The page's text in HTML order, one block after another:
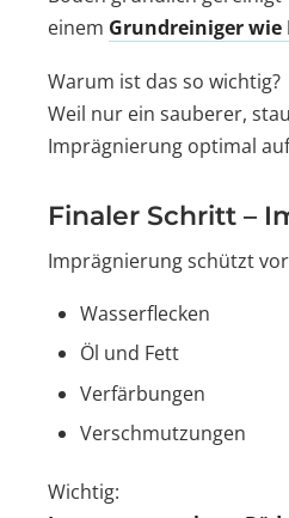
einem Grundreiniger wie
Warum ist das so wichtig?
Weil nur ein sauberer,
Imprägnierung optimal
Finaler Schritt –
Imprägnierung schützt
Wasserflecken
Öl und Fett
Verfärbungen
Verschmutzungen
Wichtig: